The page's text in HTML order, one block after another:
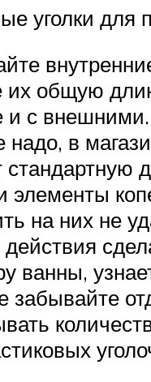
уголки для
их общую
и с внешними.
надо, в
стандартную
элементы
на них не
ванны,
забывайте